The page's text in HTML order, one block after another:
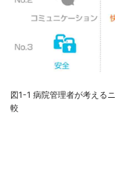
図1-1 病院管理者が考える
較